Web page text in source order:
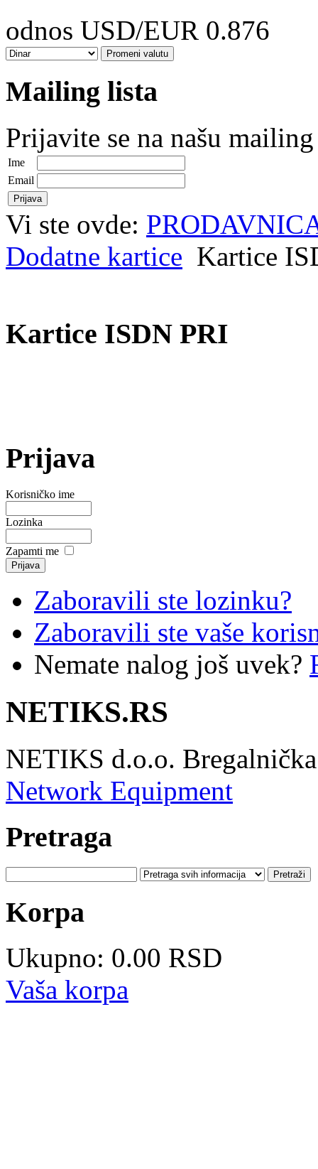
odnos USD/EUR 0.876
Mailing lista
Prijavite se na našu
Ime
Email
Vi ste ovde:
Dodatne kartice Kartice
Kartice ISDN PRI
Prijava
Korisničko ime
Lozinka
Zapamti me
Zaboravili ste lozinku?
Zaboravili ste vaše
Nemate nalog još uvek?
NETIKS.RS
NETIKS d.o.o.
Network Equipment
Pretraga
Korpa
Ukupno: 0.00 RSD
Vaša korpa